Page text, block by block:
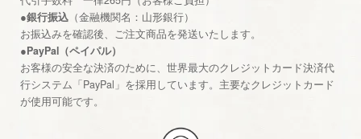
●銀行振込 （金融機関名：山形銀行）
お振込みを確認後、ご注文商品を発送いたします。
●PayPal（ペイパル）
お客様の安全な決済のために、世界最大のクレジットカード決済代
行システム「PayPal」を採用しています。主要なクレジットカード
が使用可能です。